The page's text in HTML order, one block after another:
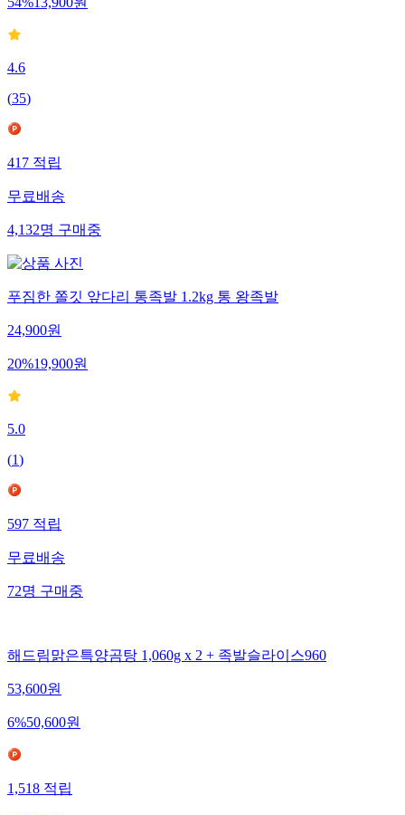
54%13,900원
4.6
(35)
417적립
무료배송
4,132명구매중
푸짐한 쫄깃 앞다리 통족발 1.2kg 통 왕족발
24,900원
20%19,900원
5.0
(1)
597적립
무료배송
72명구매중
해드림맑은특양곰탕 1,060g x 2 + 족발슬라이스960
53,600원
6%50,600원
1,518적립